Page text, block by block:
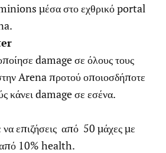
μέσα στο εχθρικό portal
damage σε όλους τους
Arena προτού οποιοσδήποτε
κάνει damage σε εσένα.
επιζήσεις από 50 μάχες με
από 10% health.